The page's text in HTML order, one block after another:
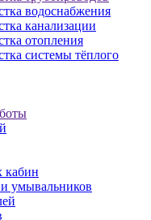
водоснабжения
канализации
отопления
системы тёплого
кабин
умывальников